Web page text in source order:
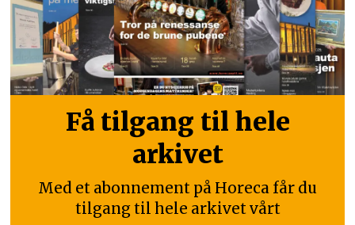
Få tilgang til hele
arkivet
Med et abonnement på Horeca får du
tilgang til hele arkivet vårt